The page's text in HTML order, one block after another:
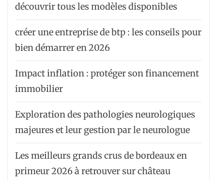
découvrir tous les modèles disponibles
créer une entreprise de btp : les conseils pour
bien démarrer en 2026
Impact inflation : protéger son financement
immobilier
Exploration des pathologies neurologiques
majeures et leur gestion par le neurologue
Les meilleurs grands crus de bordeaux en
primeur 2026 à retrouver sur château